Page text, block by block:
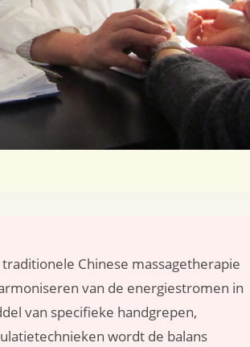
Chinese massagetherapie
van de energiestromen in
van specifieke handgrepen,
wordt de balans